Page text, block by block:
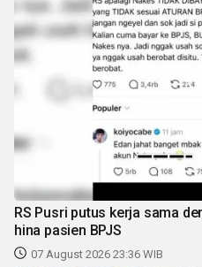
RS Pusri putus kerja sama
hina pasien BPJS
07 August 2026 23:36 WIB